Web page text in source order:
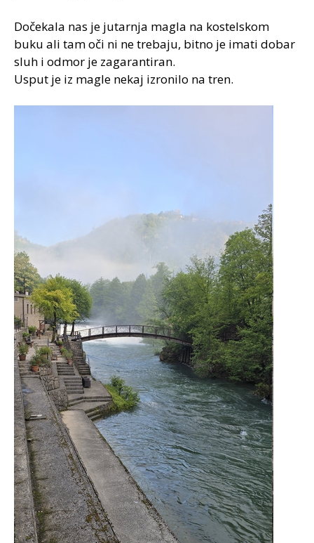
Dočekala nas je jutarnja magla na kostelskom
buku ali tam oči ni ne trebaju, bitno je imati dobar
sluh i odmor je zagarantiran.
Usput je iz magle nekaj izronilo na tren.